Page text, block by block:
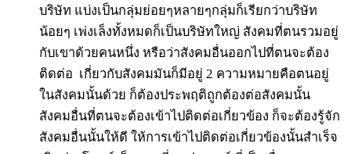
บริษัท แบ่งเป็นกลุ่มย่อยๆหลายๆกลุ่มก็เรียกว่าบริษัท
น้อยๆ เพ่งเล็งทั้งหมดก็เป็นบริษัทใหญ่ สังคมที่ตนรวมอยู่
กับเขาด้วยคนหนึ่ง หรือว่าสังคมอื่นออกไปที่ตนจะต้อง
ติดต่อ เกี่ยวกับสังคมมันก็มีอยู่ 2 ความหมายคือตนอยู่
ในสังคมนั้นด้วย ก็ต้องประพฤติถูกต้องต่อสังคมนั้น
สังคมอื่นที่ตนจะต้องเข้าไปติดต่อเกี่ยวข้อง ก็จะต้องรู้จัก
สังคมอื่นนั้นให้ดี ให้การเข้าไปติดต่อเกี่ยวข้องนั้นสำเร็จ